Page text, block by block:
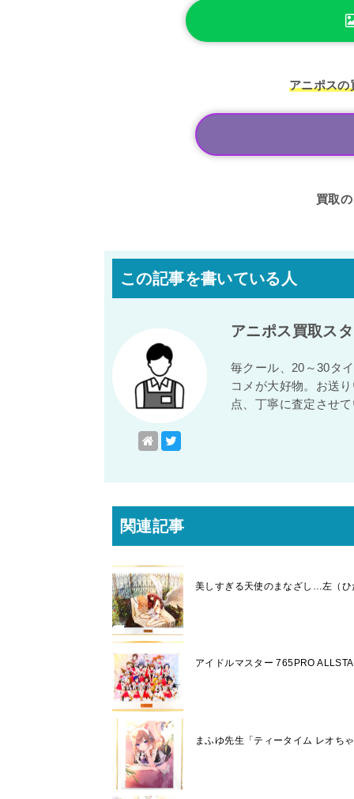
アニポスの
買取
この記事を書いている人
アニポス買取ス
毎クール、20～30タ
コメが大好物。お送
点、丁寧に査定させ
関連記事
美しすぎる天使のまなざし…左（
アイドルマスター 765PRO
まふゆ先生「ティータイム レオち